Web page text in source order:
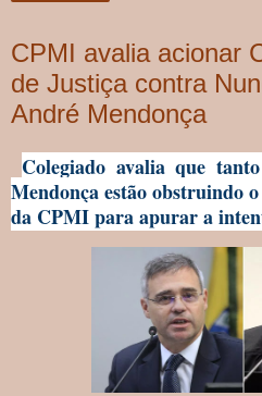
CPMI avalia acionar
de Justiça contra
André Mendonça
Colegiado avalia que
Mendonça estão obstruindo
da CPMI para apurar a